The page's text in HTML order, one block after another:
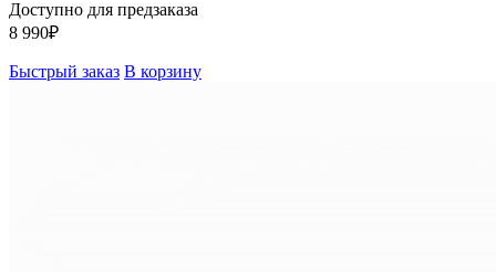
Доступно для предзаказа
8 990₽
Быстрый заказ В корзину